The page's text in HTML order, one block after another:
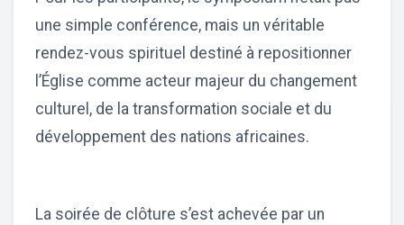
une simple conférence, mais un véritable
rendez-vous spirituel destiné à repositionner
l’Église comme acteur majeur du changement
culturel, de la transformation sociale et du
développement des nations africaines.
La soirée de clôture s’est achevée par un